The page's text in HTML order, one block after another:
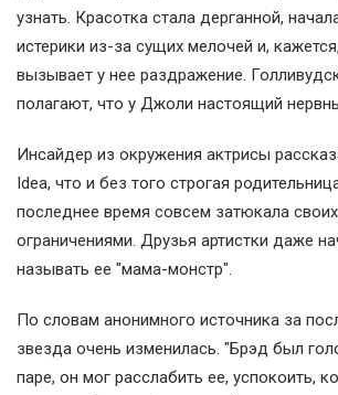
узнать. Красотка стала дерганной,
истерики из-за сущих мелочей и,
вызывает у нее раздражение.
полагают, что у Джоли настоящий
Инсайдер из окружения актрисы
Idea, что и без того строгая
последнее время совсем затюкала
ограничениями. Друзья артистки даже
называть ее "мама-монстр".
По словам анонимного источника за
звезда очень изменилась. "Брэд был
паре, он мог расслабить ее, успокоить,